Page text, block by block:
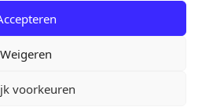
Weigeren
voorkeuren
Privacyverklaring
beleid